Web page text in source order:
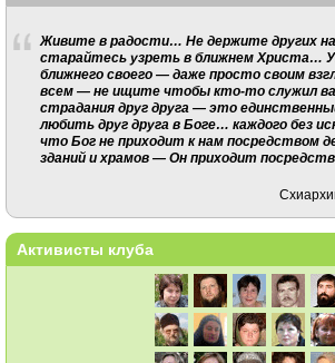
Живите в радости… Не держите других
старайтесь узреть в ближнем Христa…
ближнего своего — даже просто своим
всем — не ищите чтобы кто-то служил
страдания друг друга — это
любить друг друга в Боге… каждого без
что Бог не приходит к нам посредством
зданий и храмов — Он приходит
Активисты клуба